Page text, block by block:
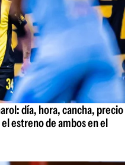
día, hora, cancha, precio
estreno de ambos en el